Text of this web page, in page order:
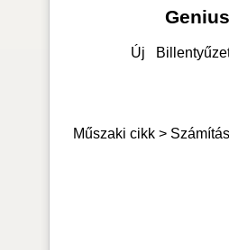
Genius
Új
Műszaki cikk >